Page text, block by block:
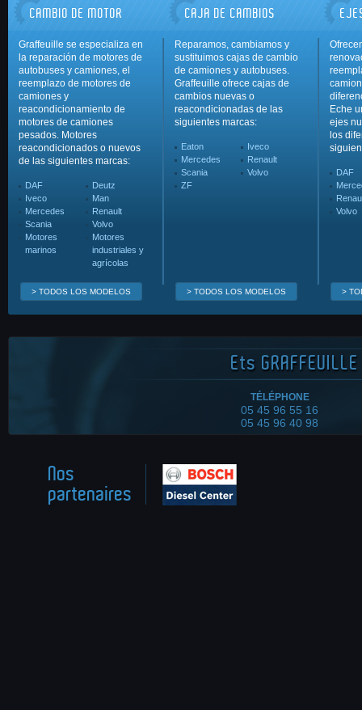
CAMBIO DE MOTOR
Graffeuille se especializa en
la reparación de motores de
autobuses y camiones, el
reemplazo de motores de
camiones y
reacondicionamiento de
motores de camiones
pesados. Motores
reacondicionados o nuevos
de las siguientes marcas:
DAF
Deutz
Iveco
Man
Mercedes
Renault
Scania
Volvo
Motores
marinos
Motores
industriales y
agrícolas
> TODOS LOS MODELOS
CAJA DE CAMBIOS
Reparamos, cambiamos y
sustituimos cajas de cambio
de camiones y autobuses.
Graffeuille ofrece cajas de
cambios nuevas o
reacondicionadas de las
siguientes marcas:
Eaton
Iveco
Mercedes
Renault
Scania
Volvo
ZF
> TODOS LOS MODELOS
Eche
ejes
los
DAF
Volvo
>
Ets
TÉLÉPHONE
05 45 96 55 16
05 45 96 40 98
Nos
partenaires